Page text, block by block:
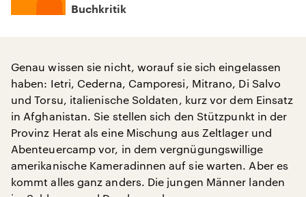
Buchkritik
Genau wissen sie nicht, worauf sie sich eingelassen
haben: Ietri, Cederna, Camporesi, Mitrano, Di Salvo
und Torsu, italienische Soldaten, kurz vor dem Einsatz
in Afghanistan. Sie stellen sich den Stützpunkt in der
Provinz Herat als eine Mischung aus Zeltlager und
Abenteuercamp vor, in dem vergnügungswillige
amerikanische Kameradinnen auf sie warten. Aber es
kommt alles ganz anders. Die jungen Männer landen